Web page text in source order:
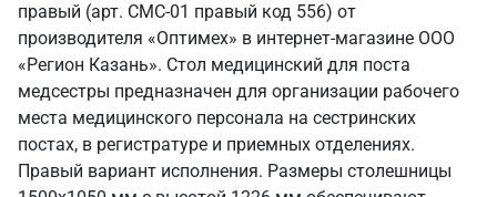
правый (арт. СМС-01 правый код 556) от
производителя «Оптимех» в интернет-магазине ООО
«Регион Казань». Стол медицинский для поста
медсестры предназначен для организации рабочего
места медицинского персонала на сестринских
постах, в регистратуре и приемных отделениях.
Правый вариант исполнения. Размеры столешницы